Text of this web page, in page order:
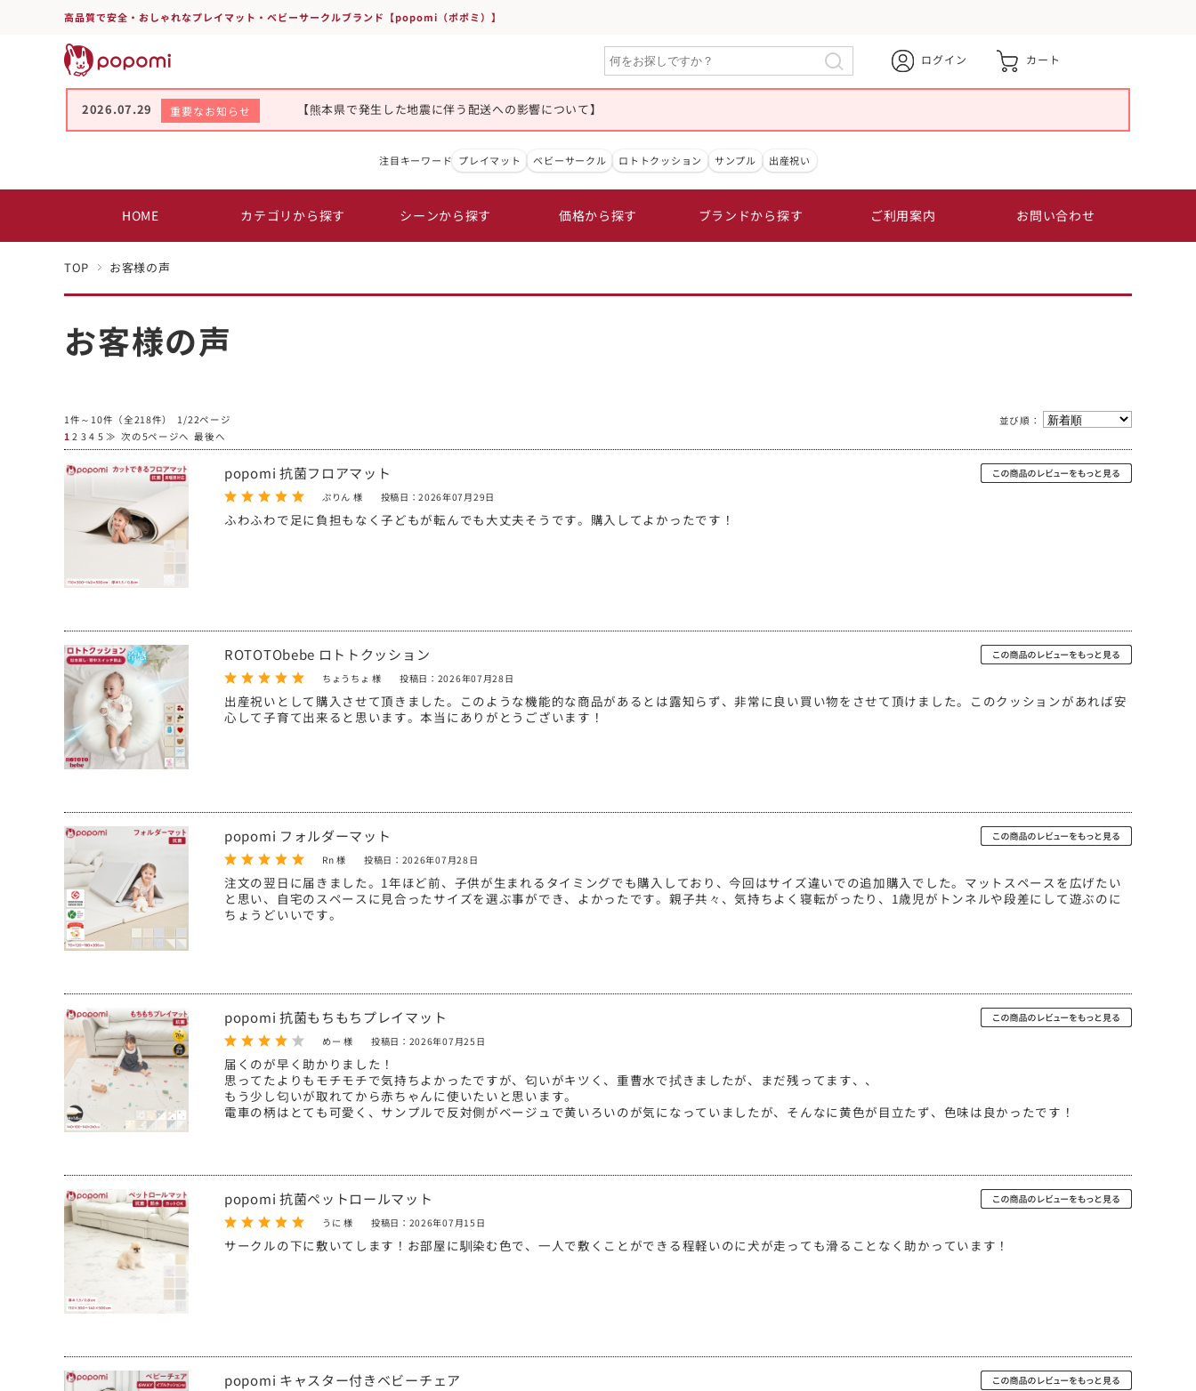
高品質で安全・おしゃれなプレイマット・ベビーサークルブランド【popomi（ポポミ）】
ログイン カート
2026.07.29 重要なお知らせ 【熊本県で発生した地震に伴う配送への影響について】
注目キーワード プレイマット ベビーサークル ロトトクッション サンプル 出産祝い
HOME カテゴリから探す シーンから探す 価格から探す ブランドから探す ご利用案内 お問い合わせ
TOP お客様の声
お客様の声
1件～10件（全218件） 1/22ページ
1 2 3 4 5 ≫ 次の5ページへ 最後へ
並び順：
popomi 抗菌フロアマット
ぷりん 様 投稿日：2026年07月29日
ふわふわで足に負担もなく子どもが転んでも大丈夫そうです。購入してよかったです！
ROTOTObebe ロトトクッション
ちょうちょ 様 投稿日：2026年07月28日
出産祝いとして購入させて頂きました。このような機能的な商品があるとは露知らず、非常に良い買い物をさせて頂けました。このクッションがあれば安
心して子育て出来ると思います。本当にありがとうございます！
popomi フォルダーマット
Rn 様 投稿日：2026年07月28日
注文の翌日に届きました。1年ほど前、子供が生まれるタイミングでも購入しており、今回はサイズ違いでの追加購入でした。マットスペースを広げたい
と思い、自宅のスペースに見合ったサイズを選ぶ事ができ、よかったです。親子共々、気持ちよく寝転がったり、1歳児がトンネルや段差にして遊ぶのに
ちょうどいいです。
popomi 抗菌もちもちプレイマット
めー 様 投稿日：2026年07月25日
届くのが早く助かりました！
思ってたよりもモチモチで気持ちよかったですが、匂いがキツく、重曹水で拭きましたが、まだ残ってます、、
もう少し匂いが取れてから赤ちゃんに使いたいと思います。
電車の柄はとても可愛く、サンプルで反対側がベージュで黄いろいのが気になっていましたが、そんなに黄色が目立たず、色味は良かったです！
popomi 抗菌ペットロールマット
うに 様 投稿日：2026年07月15日
サークルの下に敷いてします！お部屋に馴染む色で、一人で敷くことができる程軽いのに犬が走っても滑ることなく助かっています！
popomi キャスター付きベビーチェア